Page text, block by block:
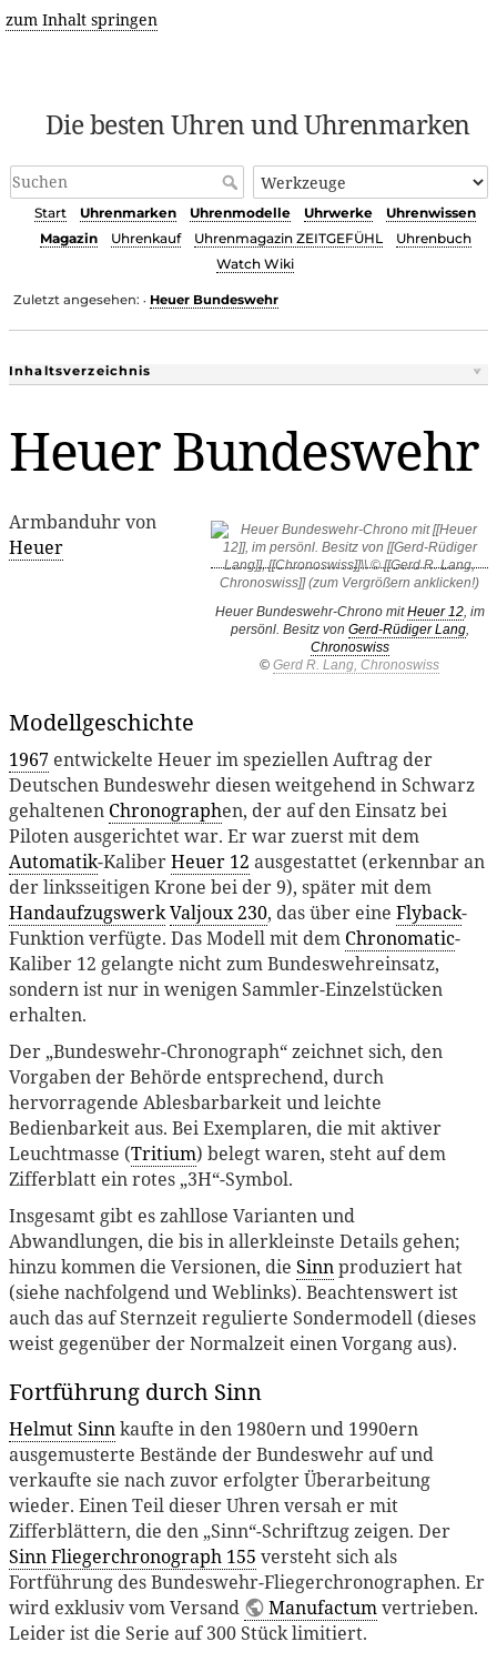
zum Inhalt springen
Die besten Uhren und Uhrenmarken
Start Uhrenmarken Uhrenmodelle Uhrwerke
Uhrenwissen
Magazin
Uhrenkauf Uhrenmagazin ZEITGEFÜHL
Uhrenbuch
Watch Wiki
Zuletzt angesehen: • Heuer Bundeswehr
Inhaltsverzeichnis
Heuer Bundeswehr
Heuer Bundeswehr-Chrono mitHeuer 12, im
persönl. Besitz von Gerd-Rüdiger Lang,
Chronoswiss
© Gerd R. Lang, Chronoswiss
Armbanduhr von
Heuer
Modellgeschichte
1967 entwickelte Heuer im speziellen Auftrag der
Deutschen Bundeswehr diesen weitgehend in Schwarz
gehaltenen Chronographen, der auf den Einsatz bei
Piloten ausgerichtet war. Er war zuerst mit dem
Automatik-KaliberHeuer 12 ausgestattet (erkennbar an
der linksseitigen Krone bei der 9), später mit dem
HandaufzugswerkValjoux 230, das über eine Flyback-
Funktion verfügte. Das Modell mit dem Chronomatic-
Kaliber 12 gelangte nicht zum Bundeswehreinsatz,
sondern ist nur in wenigen Sammler-Einzelstücken
erhalten.
Der „Bundeswehr-Chronograph“ zeichnet sich, den
Vorgaben der Behörde entsprechend, durch
hervorragende Ablesbarbarkeit und leichte
Bedienbarkeit aus. Bei Exemplaren, die mit aktiver
Leuchtmasse (Tritium) belegt waren, steht auf dem
Zifferblatt ein rotes „3H“-Symbol.
Insgesamt gibt es zahllose Varianten und
Abwandlungen, die bis in allerkleinste Details gehen;
hinzu kommen die Versionen, die Sinnproduziert hat
(siehe nachfolgend und Weblinks). Beachtenswert ist
auch das auf Sternzeit regulierte Sondermodell (dieses
weist gegenüber der Normalzeit einen Vorgang aus).
Fortführung durch Sinn
Helmut Sinnkaufte in den 1980ern und 1990ern
ausgemusterte Bestände der Bundeswehr auf und
verkaufte sie nach zuvor erfolgter Überarbeitung
wieder. Einen Teil dieser Uhren versah er mit
Zifferblättern, die den „Sinn“-Schriftzug zeigen. Der
Sinn Fliegerchronograph 155 versteht sich als
Fortführung des Bundeswehr-Fliegerchronographen. Er
wird exklusiv vom Versand
Manufactumvertrieben.
Leider ist die Serie auf 300 Stück limitiert.